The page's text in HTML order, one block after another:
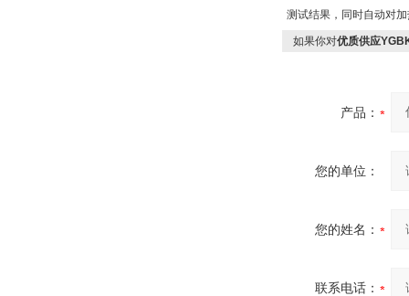
测试结果，同时自动对
如果你对优质供应
产品：
您的单位：
您的姓名：
联系电话：